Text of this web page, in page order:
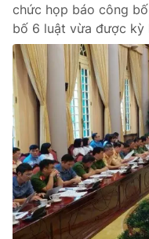
chức họp báo công
bố 6 luật vừa được kỳ